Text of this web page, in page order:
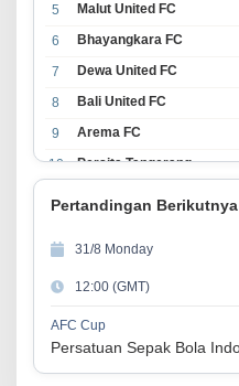
5
Malut United FC
6
Bhayangkara FC
7
Dewa United FC
8
Bali United FC
9
Arema FC
10
Persita Tangerang
13
Persijap Jepara
14
Madura United FC
15
PSM Makassar
16
Persis Solo
Pertandingan Berikutnya
31/8 Monday
12:00 (GMT)
AFC Cup